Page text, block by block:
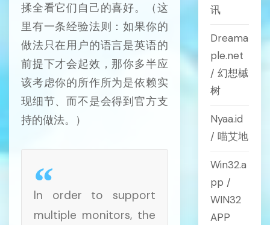
揉全看它们自己的喜好。（这
里有一条经验法则：如果你的
做法只在用户的语言是英语的
前提下才会起效，那你多半应
该考虑你的所作所为是依赖实
现细节、而不是会得到官方支
持的做法。）
In order to support
multiple monitors, the
讯
Dreama
ple.net
/ 幻想槭
树
Nyaa.id
/ 喵艾地
Win32.a
pp /
WIN32
APP